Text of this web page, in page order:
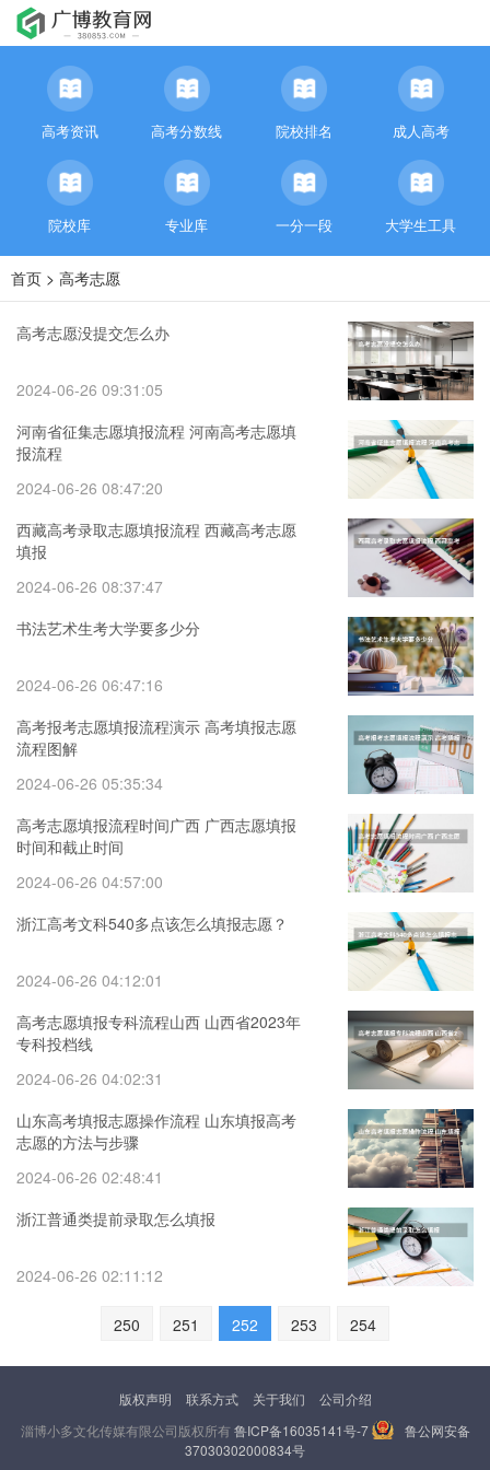
高考资讯 高考分数线 院校排名 成人高考
院校库 专业库 一分一段 大学生工具
首页 > 高考志愿
高考志愿没提交怎么办
2024-06-26 09:31:05
河南省征集志愿填报流程 河南高考志愿填
报流程
2024-06-26 08:47:20
西藏高考录取志愿填报流程 西藏高考志愿
填报
2024-06-26 08:37:47
书法艺术生考大学要多少分
2024-06-26 06:47:16
高考报考志愿填报流程演示 高考填报志愿
流程图解
2024-06-26 05:35:34
高考志愿填报流程时间广西 广西志愿填报
时间和截止时间
2024-06-26 04:57:00
浙江高考文科540多点该怎么填报志愿？
2024-06-26 04:12:01
高考志愿填报专科流程山西 山西省2023年
专科投档线
2024-06-26 04:02:31
山东高考填报志愿操作流程 山东填报高考
志愿的方法与步骤
2024-06-26 02:48:41
浙江普通类提前录取怎么填报
2024-06-26 02:11:12
250 251 252 253 254
版权声明 联系方式 关于我们
公司介绍
淄博小多文化传媒有限公司版权所有鲁ICP备16035141号-7
鲁公网安备
37030302000834号